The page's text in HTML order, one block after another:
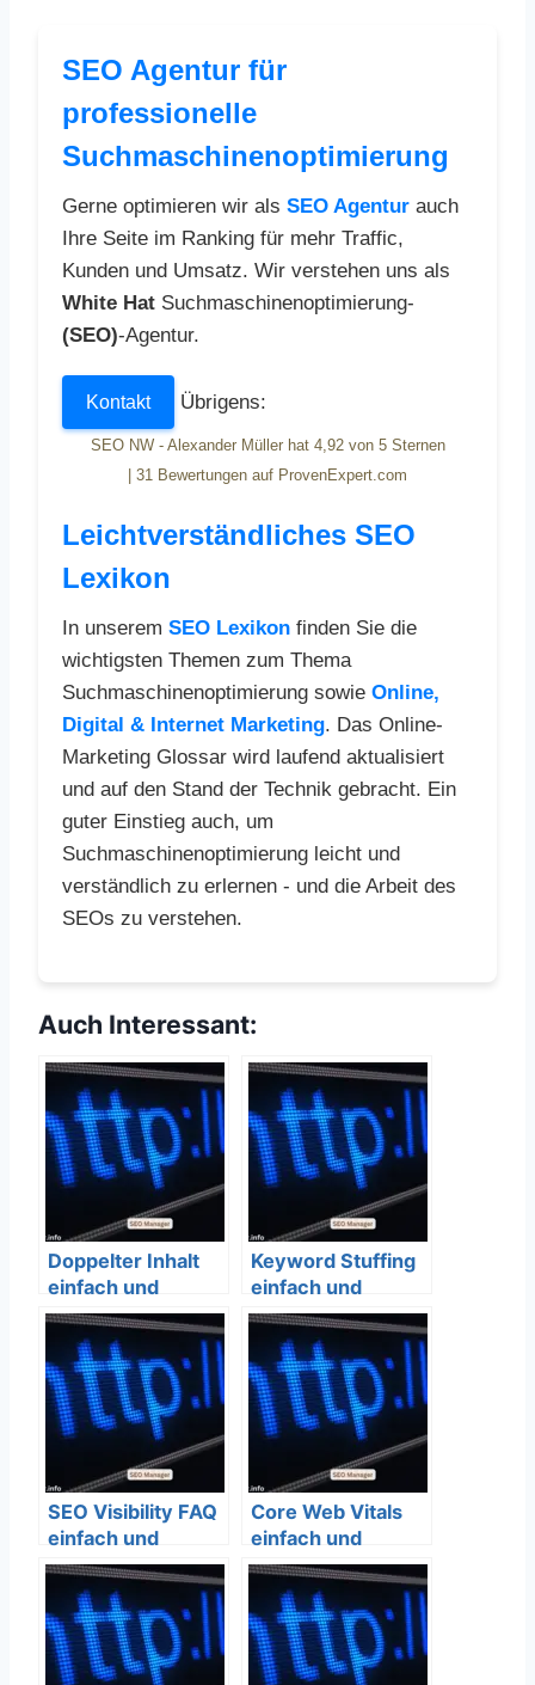
SEO Agentur für
professionelle
Suchmaschinenoptimierung
Gerne optimieren wir als SEO Agentur auch
Ihre Seite im Ranking für mehr Traffic,
Kunden und Umsatz. Wir verstehen uns als
White Hat Suchmaschinenoptimierung-
(SEO)-Agentur.
Kontakt Übrigens:
SEO NW - Alexander Müller hat 4,92von 5Sternen
31 Bewertungen auf ProvenExpert.com
Leichtverständliches SEO
Lexikon
In unserem SEO Lexikon finden Sie die
wichtigsten Themen zum Thema
Suchmaschinenoptimierung sowie Online,
Digital & Internet Marketing. Das Online-
Marketing Glossar wird laufend aktualisiert
und auf den Stand der Technik gebracht. Ein
guter Einstieg auch, um
Suchmaschinenoptimierung leicht und
verständlich zu erlernen - und die Arbeit des
SEOs zu verstehen.
Auch Interessant:
Doppelter Inhalt
einfach und
verständlich
erklärt – SEO
Bedeutung
Keyword Stuffing
einfach und
verständlich
erklärt – SEO
Bedeutung
SEO Visibility FAQ
einfach und
verständlich
erklärt – SEO
Bedeutung
Core Web Vitals
einfach und
verständlich
erklärt – SEO
Bedeutung